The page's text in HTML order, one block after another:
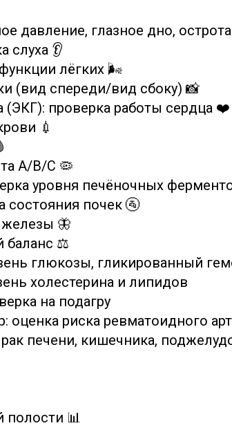
давление, глазное дно,
слуха 👂
лёгких 🌬
(вид спереди/вид сбоку) 📸
(ЭКГ): проверка работы сердца ❤️
💉
А/В/С 🦠
уровня печёночных
состояния почек 🚰
🦋
баланс ⚖️
глюкозы, гликированный
холестерина и липидов
на подагру
оценка риска ревматоидного
печени, кишечника,
📊